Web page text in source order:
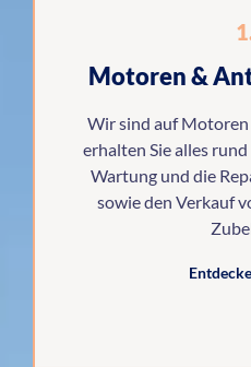
Motoren &
Wir sind auf Motoren
erhalten Sie alles rund
Wartung und die
sowie den Verkauf